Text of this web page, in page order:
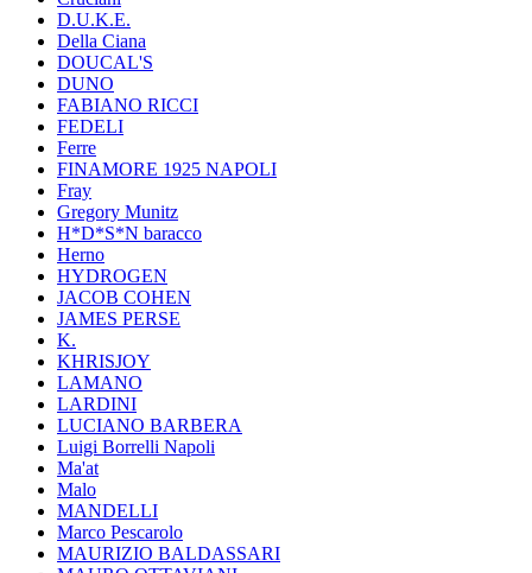
D.U.K.E.
Della Ciana
DOUCAL'S
DUNO
FABIANO RICCI
FEDELI
Ferre
FINAMORE 1925 NAPOLI
Fray
Gregory Munitz
H*D*S*N baracco
Herno
HYDROGEN
JACOB COHEN
JAMES PERSE
K.
KHRISJOY
LAMANO
LARDINI
LUCIANO BARBERA
Luigi Borrelli Napoli
Ma'at
Malo
MANDELLI
Marco Pescarolo
MAURIZIO BALDASSARI